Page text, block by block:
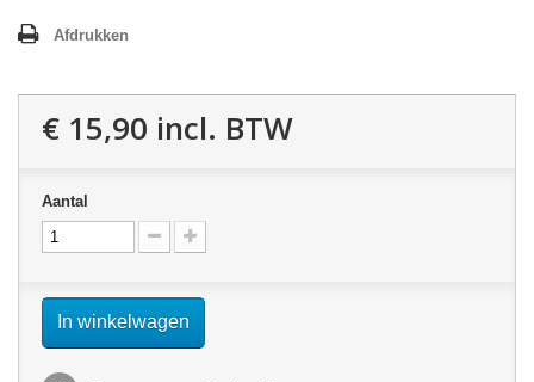
Afdrukken
€ 15,90 incl. BTW
Aantal
In winkelwagen